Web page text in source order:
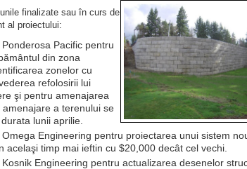
finalizate sau în curs de
al proiectului:
Pacific pentru
din zona
zonelor cu
refolosirii lui
şi pentru amenajarea
a terenului se
lunii aprilie.
Engineering pentru proiectarea unui sistem
acelaşi timp mai ieftin cu $20,000 decât cel vechi.
Engineering pentru actualizarea desenelor